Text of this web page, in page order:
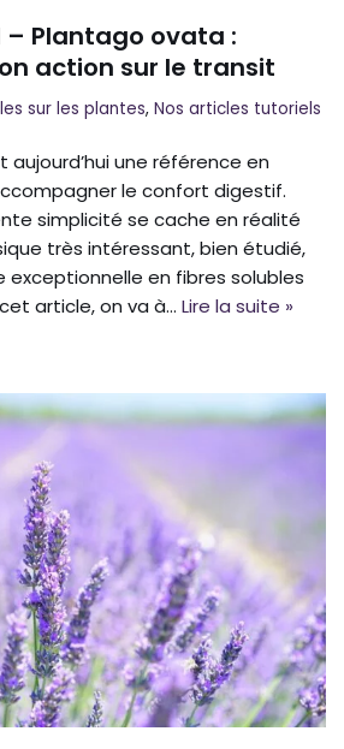
– Plantago ovata :
action sur le transit
sur les plantes, Nos articles tutoriels
aujourd’hui une référence en
le confort digestif.
simplicité se cache en réalité
très intéressant, bien étudié,
exceptionnelle en fibres solubles
article, on va à… Lire la suite »